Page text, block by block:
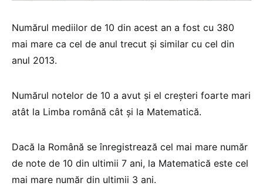
Numărul mediilor de 10 din acest an a fost cu 380
mai mare ca cel de anul trecut şi similar cu cel din
anul 2013.
Numărul notelor de 10 a avut şi el creşteri foarte mari
atât la Limba română cât şi la Matematică.
Dacă la Română se înregistrează cel mai mare număr
de note de 10 din ultimii 7 ani, la Matematică este cel
mai mare număr din ultimii 3 ani.